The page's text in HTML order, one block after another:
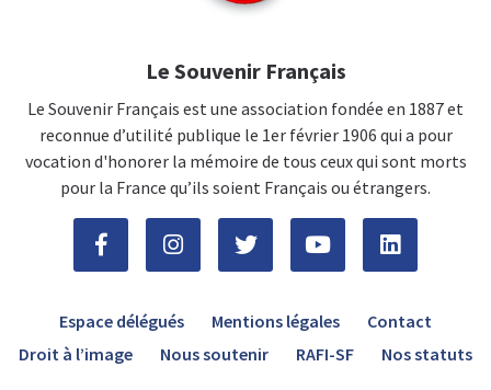
Le Souvenir Français
Le Souvenir Français est une association fondée en 1887 et
reconnue d’utilité publique le 1er février 1906 qui a pour
vocation d'honorer la mémoire de tous ceux qui sont morts
pour la France qu’ils soient Français ou étrangers.
Espace délégués Mentions légales
Contact
Droit à l’image
Nous soutenir RAFI-SF Nos statuts